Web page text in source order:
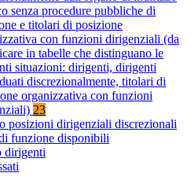
senza procedure pubbliche di
e titolari di posizione
con funzioni dirigenziali (da
in tabelle che distinguano le
situazioni: dirigenti, dirigenti
discrezionalmente, titolari di
organizzativa con funzioni
23
posizioni dirigenziali discrezionali
funzione disponibili
dirigenti